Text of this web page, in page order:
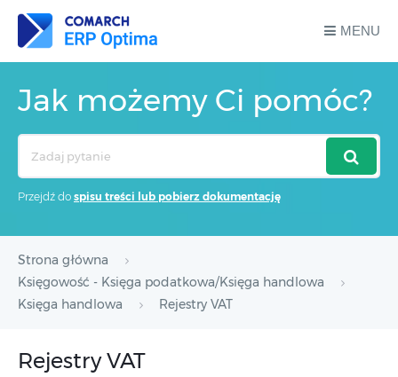
MENU
Jak możemy Ci pomóc?
Przejdź do spisu treści lub pobierz dokumentację
Strona główna
Księgowość - Księga podatkowa/Księga handlowa
Księga handlowa
Rejestry VAT
Rejestry VAT